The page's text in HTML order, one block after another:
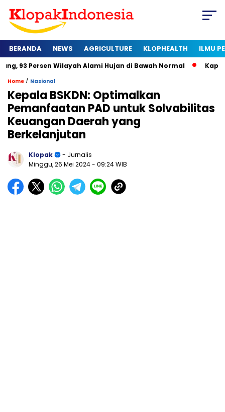
BERANDA NEWS AGRICULTURE KLOPHEALTH ILMU
Wilayah Alami Hujan di Bawah Normal Kapan Sertifikat
Home / Nasional
Kepala BSKDN: Optimalkan
Pemanfaatan PAD untuk Solvabilitas
Keuangan Daerah yang
Berkelanjutan
Klopak
- Jurnalis
Minggu, 26 Mei 2024- 09:24 WIB